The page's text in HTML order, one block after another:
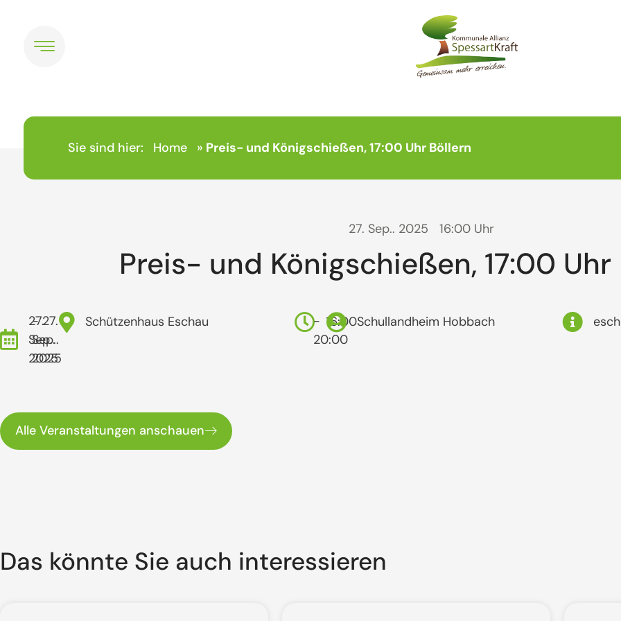
Sie sind hier: Home » Preis- und Königschießen, 17:00 Uhr Böllern
27. Sep.. 2025 16:00 Uhr
Preis- und Königschießen, 17:00 Uhr
27.
Sep..
2025
- 27.
Sep..
2025
Schützenhaus Eschau 16:00
-
20:00
Schullandheim Hobbach
Alle Veranstaltungen anschauen
Das könnte Sie auch interessieren